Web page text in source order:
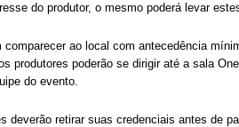
do produtor, o mesmo poderá levar
comparecer ao local com antecedência
produtores poderão se dirigir até a sala
do evento.
deverão retirar suas credenciais antes de